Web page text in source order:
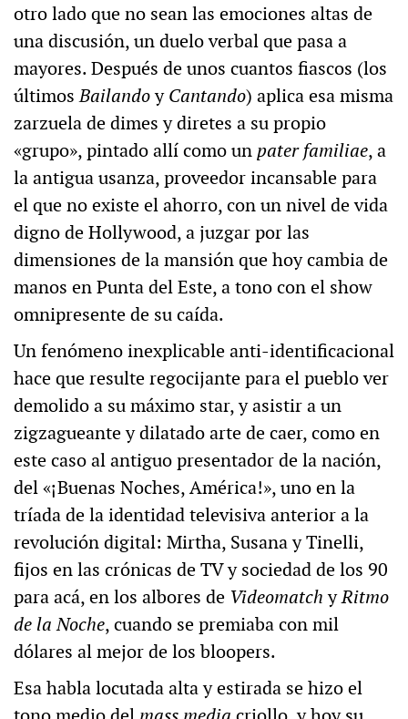
otro lado que no sean las emociones altas de
una discusión, un duelo verbal que pasa a
mayores. Después de unos cuantos fiascos (los
últimosBailandoyCantando) aplica esa misma
zarzuela de dimes y diretes a su propio
«grupo», pintado allí como unpater familiae, a
la antigua usanza, proveedor incansable para
el que no existe el ahorro, con un nivel de vida
digno de Hollywood, a juzgar por las
dimensiones de la mansión que hoy cambia de
manos en Punta del Este, a tono con el show
omnipresente de su caída.
Un fenómeno inexplicable anti-identificacional
hace que resulte regocijante para el pueblo ver
demolido a su máximo star, y asistir a un
zigzagueante y dilatado arte de caer, como en
este caso al antiguo presentador de la nación,
del «¡Buenas Noches, América!», uno en la
tríada de la identidad televisiva anterior a la
revolución digital: Mirtha, Susana y Tinelli,
fijos en las crónicas de TV y sociedad de los 90
para acá, en los albores de VideomatchyRitmo
de la Noche, cuando se premiaba con mil
dólares al mejor de los bloopers.
Esa habla locutada alta y estirada se hizo el